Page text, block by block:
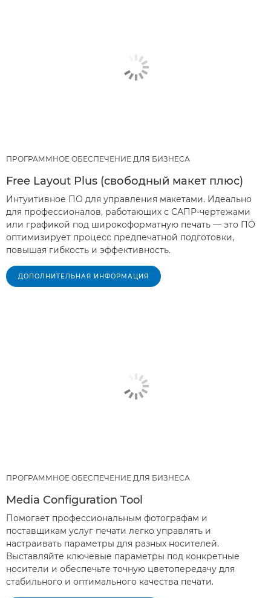
ПРОГРАММНОЕ ОБЕСПЕЧЕНИЕ ДЛЯ БИЗНЕСА
Free Layout Plus (свободный макет плюс)
Интуитивное ПО для управления макетами. Идеально
для профессионалов, работающих с САПР-чертежами
или графикой под широкоформатную печать — это ПО
оптимизирует процесс предпечатной подготовки,
повышая гибкость и эффективность.
ДОПОЛНИТЕЛЬНАЯ ИНФОРМАЦИЯ
ПРОГРАММНОЕ ОБЕСПЕЧЕНИЕ ДЛЯ БИЗНЕСА
Media Configuration Tool
Помогает профессиональным фотографам и
поставщикам услуг печати легко управлять и
настраивать параметры для разных носителей.
Выставляйте ключевые параметры под конкретные
носители и обеспечьте точную цветопередачу для
стабильного и оптимального качества печати.